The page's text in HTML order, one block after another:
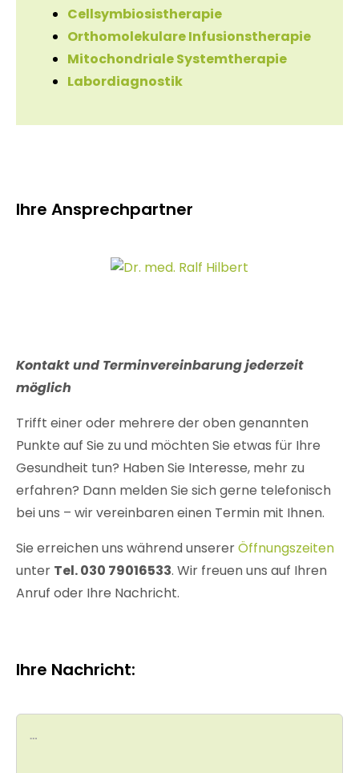
Cellsymbiosistherapie
Orthomolekulare Infusionstherapie
Mitochondriale Systemtherapie
Labordiagnostik
Ihre Ansprechpartner
Kontakt und Terminvereinbarung jederzeit
möglich
Trifft einer oder mehrere der oben genannten
Punkte auf Sie zu und möchten Sie etwas für Ihre
Gesundheit tun? Haben Sie Interesse, mehr zu
erfahren? Dann melden Sie sich gerne telefonisch
bei uns – wir vereinbaren einen Termin mit Ihnen.
Sie erreichen uns während unsererÖffnungszeiten
unter Tel. 030 79016533. Wir freuen uns auf Ihren
Anruf oder Ihre Nachricht.
Ihre Nachricht: